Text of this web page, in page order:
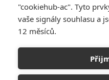
Slídil:
Tomáš Pelc - (Lister),
"cookiehub-ac". Tyto
vaše signály souhlasu a
12 měsíců.